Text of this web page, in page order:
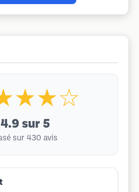
4.9 sur 5
sur 430 avis